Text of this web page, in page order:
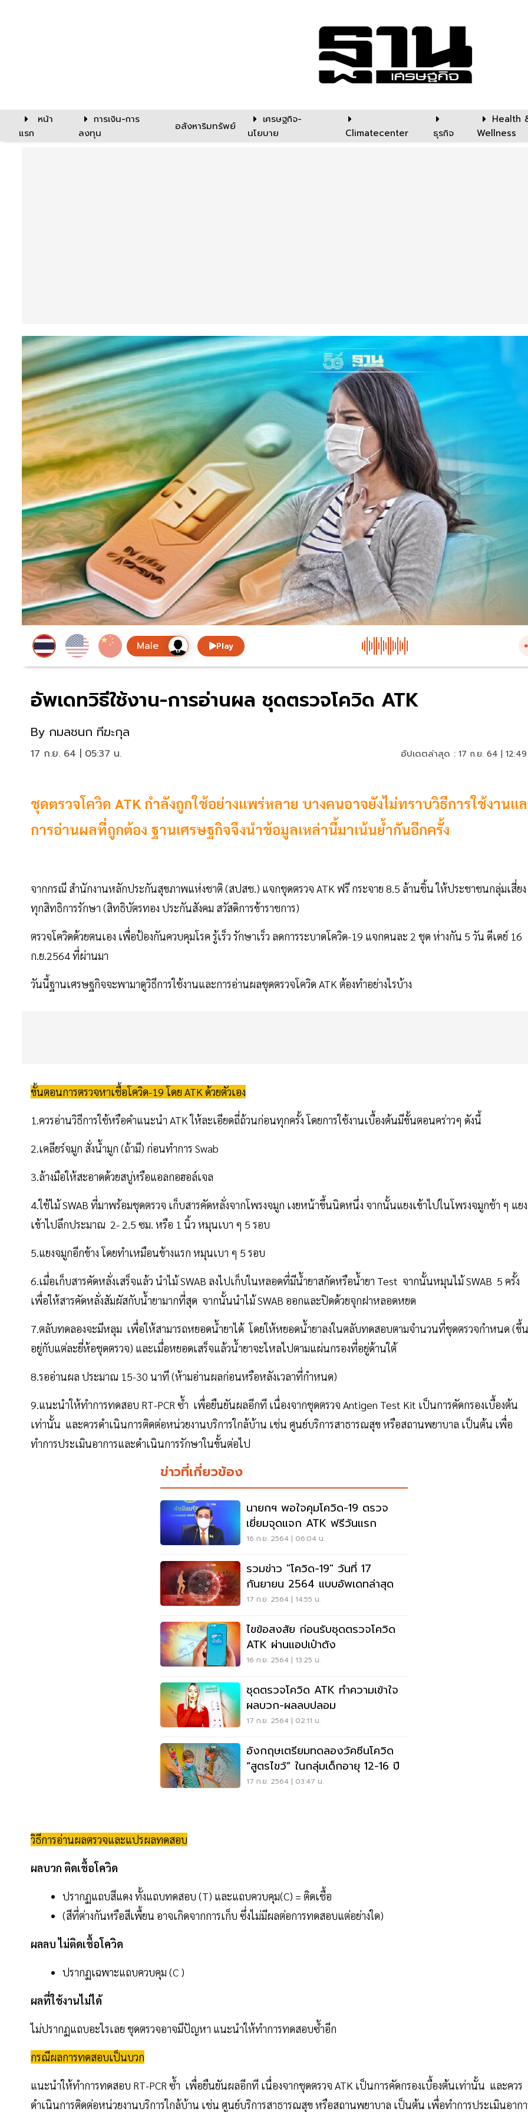
หน้า
แรก
การเงิน-การ
ลงทุน
อสังหาริมทรัพย์
เศรษฐกิจ-
นโยบาย
Climatecenter ธุรกิจ
Health
Wellness
Play
อัพเดทวิธีใช้งาน-การอ่านผล ชุดตรวจโควิด ATK
By กมลชนก ทีฆะกุล
17 ก.ย. 64 | 05:37 น. อัปเดตล่าสุด : 17 ก.ย. 64 |
ชุดตรวจโควิด ATK กำลังถูกใช้อย่างเเพร่หลาย บางคนอาจยังไม่ทราบวิธีการใช้งานเเ
การอ่านผลที่ถูกต้อง ฐานเศรษฐกิจจึงนำข้อมูลเหล่านี้มาเน้นย้ำกันอีกครั้ง
จากกรณี สำนักงานหลักประกันสุขภาพแห่งชาติ (สปสช.) แจกชุดตรวจ ATK ฟรี กระจาย 8.5 ล้านชิ้น ให้ประชาชนกลุ่มเสี่ยง
ทุกสิทธิการรักษา (สิทธิบัตรทอง ประกันสังคม สวัสดิการข้าราชการ)
ตรวจโควิดด้วยตนเอง เพื่อป้องกันควบคุมโรค รู้เร็ว รักษาเร็ว ลดการระบาดโควิด-19 แจกคนละ 2 ชุด ห่างกัน 5 วัน ดีเดย์ 16
ก.ย.2564 ที่ผ่านมา
วันนี้ฐานเศรษฐกิจจะพามาดูวิธีการใช้งานและการอ่านผลชุดตรวจโควิด ATK ต้องทำอย่างไรบ้าง
ขั้นตอนการตรวจหาเชื้อโควิด-19 โดย ATK ด้วยตัวเอง
1.ควรอ่านวิธีการใช้หรือคำแนะนำ ATK ให้ละเอียดถี่ถ้วนก่อนทุกครั้ง โดยการใช้งานเบื้องต้นมีขั้นตอนคร่าวๆ ดังนี้
2.เคลียร์จมูก สั่งน้ำมูก (ถ้ามี) ก่อนทำการ Swab
3.ล้างมือให้สะอาดด้วยสบู่หรือแอลกอฮอล์เจล
4.ใช้ไม้ SWAB ที่มาพร้อมชุดตรวจ เก็บสารคัดหลั่งจากโพรงจมูก เงยหน้าขึ้นนิดหนึ่ง จากนั้นแยงเข้าไปในโพรงจมูกช้า ๆ แยง
เข้าไปลึกประมาณ 2- 2.5 ซม. หรือ 1 นิ้ว หมุนเบา ๆ 5 รอบ
5.แยงจมูกอีกข้าง โดยทำเหมือนข้างแรก หมุนเบา ๆ 5 รอบ
6.เมื่อเก็บสารคัดหลั่งเสร็จแล้ว นำไม้ SWAB ลงไปเก็บในหลอดที่มีน้ำยาสกัดหรือน้ำยา Test จากนั้นหมุนไม้ SWAB 5 ครั้ง
เพื่อให้สารคัดหลั่งสัมผัสกับน้ำยามากที่สุด จากนั้นนำไม้ SWAB ออกและปิดด้วยจุกฝาหลอดหยด
7.ตลับทดลองจะมีหลุม เพื่อให้สามารถหยอดน้ำยาได้ โดยให้หยอดน้ำยาลงในตลับทดสอบตามจำนวนที่ชุดตรวจกำหนด (ขึ้น
อยู่กับแต่ละยี่ห้อชุดตรวจ) และเมื่อหยอดเสร็จแล้วน้ำยาจะไหลไปตามแผ่นกรองที่อยู่ด้านใต้
8.รออ่านผล ประมาณ 15-30 นาที (ห้ามอ่านผลก่อนหรือหลังเวลาที่กำหนด)
9.แนะนำให้ทำการทดสอบ RT-PCR ซ้ำ เพื่อยืนยันผลอีกที เนื่องจากชุดตรวจ Antigen Test Kit เป็นการคัดกรองเบื้องต้น
เท่านั้น และควรดำเนินการติดต่อหน่วยงานบริการใกล้บ้าน เช่น ศูนย์บริการสาธารณสุข หรือสถานพยาบาล เป็นต้น เพื่อ
ทำการประเมินอาการและดำเนินการรักษาในขั้นต่อไป
ข่าวที่เกี่ยวข้อง
นายกฯ พอใจคุมโควิด-19 ตรวจ
เยี่ยมจุดแจก ATK ฟรีวันแรก
16 ก.ย. 2564 | 06:04 น.
รวมข่าว "โควิด-19" วันที่ 17
กันยายน 2564 แบบอัพเดทล่าสุด
17 ก.ย. 2564 | 14:55 น.
ไขข้อสงสัย ก่อนรับชุดตรวจโควิด
ATK ผ่านแอปเป๋าตัง
16 ก.ย. 2564 | 13:25 น.
ชุดตรวจโควิด ATK ทำความเข้าใจ
ผลบวก-ผลลบปลอม
17 ก.ย. 2564 | 02:11 น.
อังกฤษเตรียมทดลองวัคซีนโควิด
“สูตรไขว้” ในกลุ่มเด็กอายุ 12-16 ปี
17 ก.ย. 2564 | 03:47 น.
วิธีการอ่านผลตรวจและแปรผลทดสอบ
ผลบวก ติดเชื้อโควิด
ปรากฏแถบสีแดง ทั้งแถบทดสอบ (T) และแถบควบคุม(C) = ติดเชื้อ
(สีที่ต่างกันหรือสีเพื้ยน อาจเกิดจากการเก็บ ซึ่งไม่มีผลต่อการทดสอบแต่อย่างใด)
ผลลบ ไม่ติดเชื้อโควิด
ปรากฏเฉพาะแถบควบคุม (C )
ผลที่ใช้งานไม่ได้
ไม่ปรากฏแถบอะไรเลย ชุดตรวจอาจมีปัญหา แนะนำให้ทำการทดสอบซ้ำอีก
กรณีผลการทดสอบเป็นบวก
แนะนำให้ทำการทดสอบ RT-PCR ซ้ำ เพื่อยืนยันผลอีกที เนื่องจากชุดตรวจ ATK เป็นการคัดกรองเบื้องต้นเท่านั้น และควร
ดำเนินการติดต่อหน่วยงานบริการใกล้บ้าน เช่น ศูนย์บริการสาธารณสุข หรือสถานพยาบาล เป็นต้น เพื่อทำการประเมินอาก